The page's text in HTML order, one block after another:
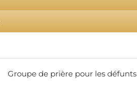
Groupe de prière pour les défunts